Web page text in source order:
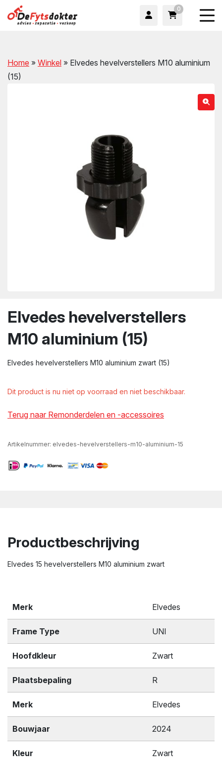
0
Home » Winkel » Elvedes hevelverstellers M10 aluminium
(15)
Elvedes hevelverstellers
M10 aluminium (15)
Elvedes hevelverstellers M10 aluminium zwart (15)
Dit product is nu niet op voorraad en niet beschikbaar.
Terug naar Remonderdelen en -accessoires
Artikelnummer: elvedes-hevelverstellers-m10-aluminium-15
Productbeschrijving
Elvedes 15 hevelverstellers M10 aluminium zwart
Merk Elvedes
Frame Type UNI
Hoofdkleur Zwart
Plaatsbepaling R
Merk Elvedes
Bouwjaar 2024
Kleur Zwart